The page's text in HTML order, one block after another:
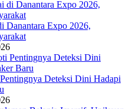
Danantara Expo 2026,
Deteksi Dini Hadapi